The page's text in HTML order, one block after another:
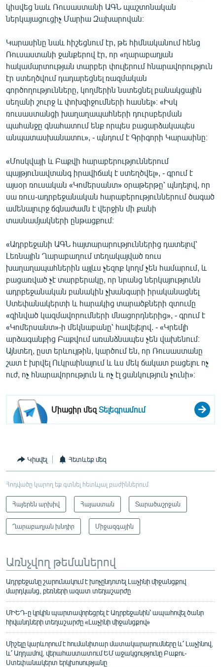
կիսվեց նաև Ռուսաստանի ԱԳՆ պաշտոնական
ներկայացուցիչ Մարիա Զախարովան։
Կարասինը նաև հիշեցնում էր, թե հիմնականում հենց
Ռուսաստանի ջանքերով էր, որ «ղարաբաղյան
հակամարտության տարբեր փուլերում հնարավորություն
էր ստեղծվում դադարեցնել ռազմական
գործողությունները, կողմերին նստեցնել բանակցային
սեղանի շուրջ և փոխզիջումների հասնել»։ «Իսկ
ռուսաստանցի խաղաղապահների դուրսբերման
պահանջը գնահատում ենք որպես բացարձակապես
անպատասխանատու», - պնդում է Գրիգորի Կարասինը։
«Մոսկվայի և Բաքվի հարաբերություններում
պայթյունավտանգ իրավիճակ է ստեղծվել», - գրում է
այսօր ռուսական «Կոմերսանտ» օրաթերթը՝ պնդելով, որ
սա ռուս-ադրբեջանական հարաբերություններում ծագած
ամենալուրջ ճգնաժամն է վերջին մի քանի
տասնամյակների ընթացքում։
«Ադրբեջանի ԱԳՆ հայտարարություններից դատելով՝
Լեռնային Ղարաբաղում տեղակայված ռուս
խաղաղապահներին այլևս չեզոք կողմ չեն համարում, և
բացառված չէ տարբերակը, որ նրանց ներկայությունն
ադրբեջանական բանակին չխանգարի իրականացնել
Ստեփանակերտի և հարակից տարածքների զտումը
«զինված կազմավորումների մնացորդներից», - գրում է
«Կոմերսանտ»-ի մեկնաբանը՝ հավելելով. - «Կրեմլի
արձագանքից Բաքվում առանձնապես չեն վախենում։
Այնտեղ, ըստ երևույթին, կարծում են, որ Ռուսաստանը
շատ է խրվել Ուկրաինայում և ևս մեկ ճակատ բացելու ոչ
ուժ, ոչ հնարավորություն և ոչ էլ ցանկություն չունի»։
Միացիր մեզՏելեգրամում
Կիսվել Հետևեք մեզ
Հոդվածը կարող եք գտնել հետևյալ բաժիններում
Հայերեն արխիվ Հայաստան Տարածաշրջան
Ղարաբաղյան խնդիր Միջազգային
Առնչվող թեմաներով
Ադրբեջանը շարունակում է խոչընդոտել Լաչինի միջանցքով
մարդկանց, բեռների ազատ տեղաշարժը
ՄԻԵԴ-ը կրկին պարտավորեցրել է Ադրբեջանին՝ ապահովել ծանր
հիվանդների տեղաշարժը «Լաչինի միջանցքով»
Միշելը կարևորում է հումանիտար մատակարարումները և՛ Լաչինով,
և՛ Աղդամով, վերահաստատում ԵՄ աջակցությունը Բաքու-
Ստեփանակերտ երկխոսությանը